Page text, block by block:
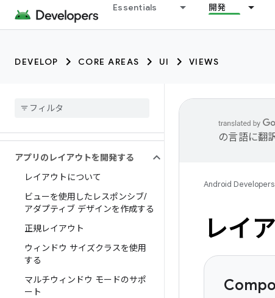
Essentials 開発
DEVELOP CORE AREAS UI VIEWS
アプリのレイアウトを開発する
レイアウトについて
ビューを使用したレスポンシブ/
アダプティブ デザインを作成する
正規レイアウト
ウィンドウ サイズクラスを使用
する
マルチウィンドウ モードのサポ
ート
の言語に翻
Android Developers
レイ